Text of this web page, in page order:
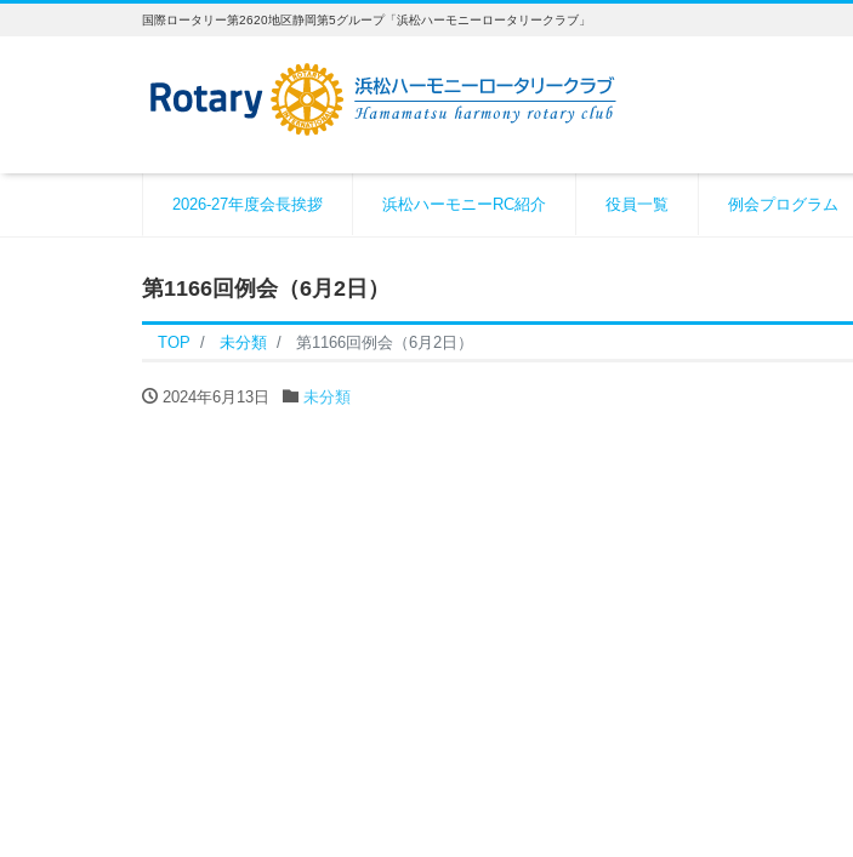
国際ロータリー第2620地区静岡第5グループ「浜松ハーモニーロータリークラブ」
2026-27年度会長挨拶 浜松ハーモニーRC紹介 役員一覧 例会プログラム
第1166回例会（6月2日）
TOP 未分類 第1166回例会（6月2日）
2024年6月13日 未分類